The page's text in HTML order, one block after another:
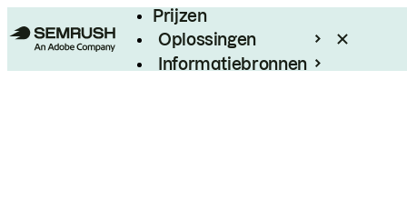
Prijzen
Oplossingen
Informatiebronnen